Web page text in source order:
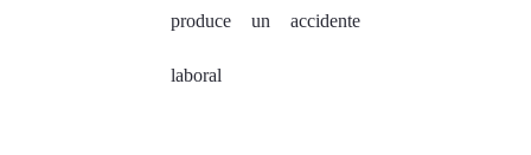
produce un accidente
laboral